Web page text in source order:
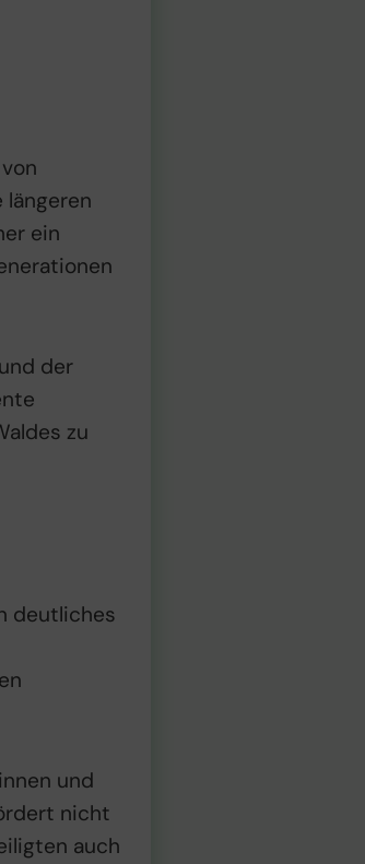
längeren
ein
der
zu
deutliches
und
nicht
auch